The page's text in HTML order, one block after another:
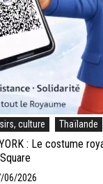
culture Thaïlande
: Le costume
06/2026